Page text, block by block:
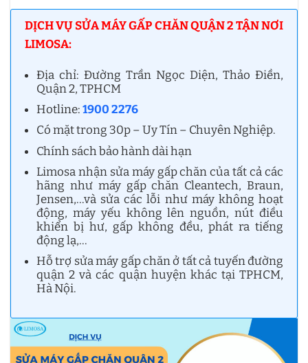
DỊCH VỤ SỬA MÁY GẤP CHĂN QUẬN 2 TẬN NƠI
LIMOSA:
Địa chỉ: Đường Trần Ngọc Diện, Thảo Điền,
Quận 2, TPHCM
Hotline:1900 2276
Có mặt trong 30p – Uy Tín – Chuyên Nghiệp.
Chính sách bảo hành dài hạn
Limosa nhận sửa máy gấp chăn của tất cả các
hãng như máy gấp chăn Cleantech, Braun,
Jensen,…và sửa các lỗi như máy không hoạt
động, máy yếu không lên nguồn, nút điều
khiển bị hư, gấp không đều, phát ra tiếng
động lạ,…
Hỗ trợ sửa máy gấp chăn ở tất cả tuyến đường
quận 2 và các quận huyện khác tại TPHCM,
Hà Nội.